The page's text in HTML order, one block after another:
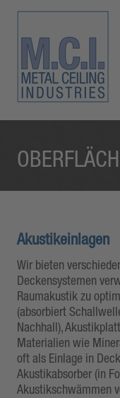
Akustikeinlagen
Wir bieten
Deckensystemen
Raumakustik zu
(absorbiert
Nachhall),
Materialien wie
oft als Einlage in
Akustikabsorber (in
Akustikschwämmen